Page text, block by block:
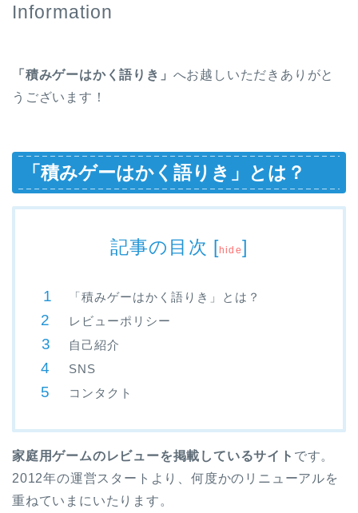
Information
「積みゲーはかく語りき」 へお越しいただきありがと
うございます！
「積みゲーはかく語りき」とは？
記事の目次 [hide]
「積みゲーはかく語りき」とは？
レビューポリシー
自己紹介
SNS
コンタクト
家庭用ゲームのレビューを掲載しているサイト です。
2012年の運営スタートより、何度かのリニューアルを
重ねていまにいたります。